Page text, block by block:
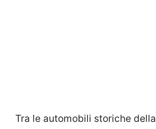
Tra le automobili storiche della